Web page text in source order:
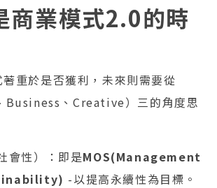
商業模式2.0的時
重於是否獲利，未來則需要從
Business、Creative）三的角度思
會性）：即是MOS(Management
-以提高永續性為目標。